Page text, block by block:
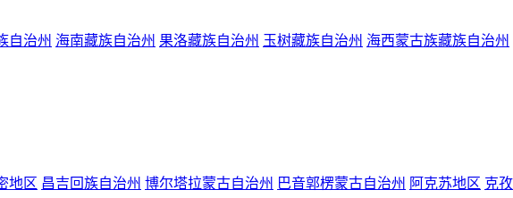
自治州 海南藏族自治州 果洛藏族自治州 玉树藏族自治州 海西蒙古族藏族自治州
地区 昌吉回族自治州 博尔塔拉蒙古自治州 巴音郭楞蒙古自治州 阿克苏地区 克